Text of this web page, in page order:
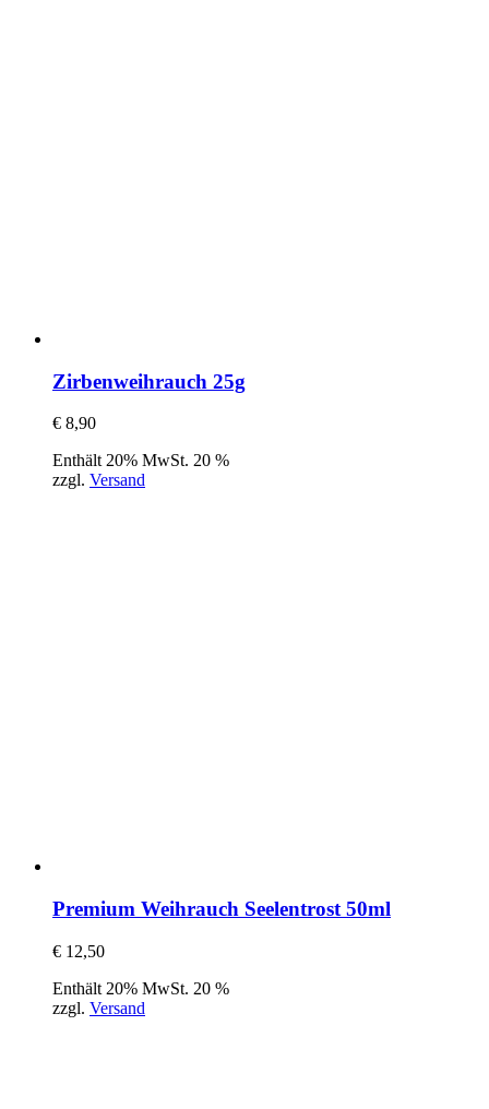
Zirbenweihrauch 25g
€ 8,90
Enthält 20% MwSt. 20 %
zzgl. Versand
Premium Weihrauch Seelentrost 50ml
€ 12,50
Enthält 20% MwSt. 20 %
zzgl. Versand